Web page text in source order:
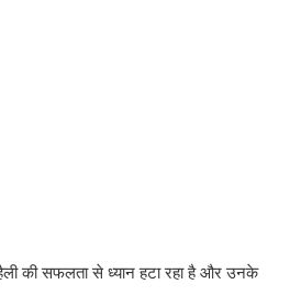
की सफलता से ध्यान हटा रहा है और उनके